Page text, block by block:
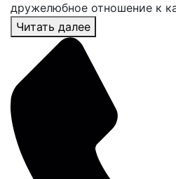
дружелюбное отношение к
Читать далее